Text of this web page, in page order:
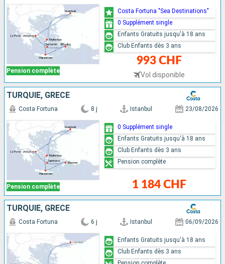
Pension complète
993 CHF
Vol disponible
Costa Fortuna "Sea Destinations"
0 Supplément single
Enfants Gratuits jusqu'à 18 ans
Club Enfants dès 3 ans
TURQUIE, GRÈCE
Pension complète
Costa Fortuna 8 j Istanbul 23/08/2026
1 184 CHF
0 Supplément single
Enfants Gratuits jusqu'à 18 ans
Club Enfants dès 3 ans
Pension complète
TURQUIE, GRÈCE
Costa Fortuna 6 j Istanbul 06/09/2026
Enfants Gratuits jusqu'à 18 ans
Club Enfants dès 3 ans